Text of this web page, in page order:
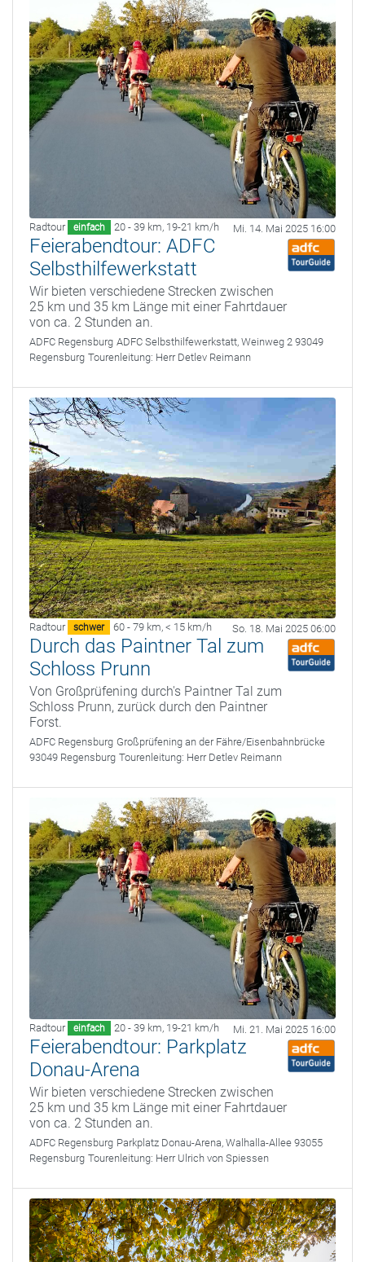
Radtour einfach 20 - 39 km, 19-21 km/h Mi. 14. Mai 2025 16:00
Feierabendtour: ADFC
Selbsthilfewerkstatt
Wir bieten verschiedene Strecken zwischen
25 km und 35 km Länge mit einer Fahrtdauer
von ca. 2 Stunden an.
ADFC Regensburg ADFC Selbsthilfewerkstatt, Weinweg 2 93049
Regensburg Tourenleitung: Herr Detlev Reimann
Radtour schwer 60 - 79 km, < 15 km/h So. 18. Mai 2025 06:00
Durch das Paintner Tal zum
Schloss Prunn
Von Großprüfening durch's Paintner Tal zum
Schloss Prunn, zurück durch den Paintner
Forst.
ADFC Regensburg Großprüfening an der Fähre/Eisenbahnbrücke
93049 Regensburg Tourenleitung: Herr Detlev Reimann
Radtour einfach 20 - 39 km, 19-21 km/h Mi. 21. Mai 2025 16:00
Feierabendtour: Parkplatz
Donau-Arena
Wir bieten verschiedene Strecken zwischen
25 km und 35 km Länge mit einer Fahrtdauer
von ca. 2 Stunden an.
ADFC Regensburg Parkplatz Donau-Arena, Walhalla-Allee 93055
Regensburg Tourenleitung: Herr Ulrich von Spiessen